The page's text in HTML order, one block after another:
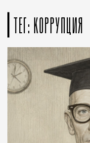
ТЕГ: КОРРУПЦИЯ